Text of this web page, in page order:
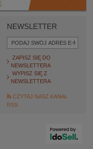
NEWSLETTER
ZAPISZ SIĘ DO
NEWSLETTERA
WYPISZ SIĘ Z
NEWSLETTERA
CZYTAJ NASZ KANAŁ
RSS